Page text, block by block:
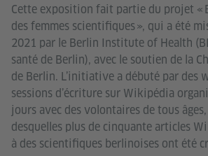
Cette exposition fait partie du projet «
des femmes scientifiques », qui a été
2021 par le Berlin Institute of Health
santé de Berlin), avec le soutien de la
de Berlin. L’initiative a débuté par des
sessions d’écriture sur Wikipédia
jours avec des volontaires de tous
desquelles plus de cinquante articles
à des scientifiques berlinoises ont été